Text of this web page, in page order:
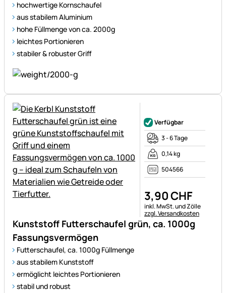
hochwertige Kornschaufel
aus stabilem Aluminium
hohe Füllmenge von ca. 2000g
leichtes Portionieren
stabiler & robuster Griff
Kunststoff Futterschaufel grün, ca. 1000g
Fassungsvermögen
Futterschaufel, ca. 1000g Füllmenge
aus stabilem Kunststoff
ermöglicht leichtes Portionieren
stabil und robust
Verfügbar
3 - 6 Tage
0,14 kg
504566
3,90CHF
Steuerhinweis:
inkl. MwSt. und Zölle
zzgl. Versandkosten